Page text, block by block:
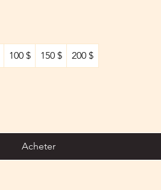
100 $ 150 $ 200 $
Acheter